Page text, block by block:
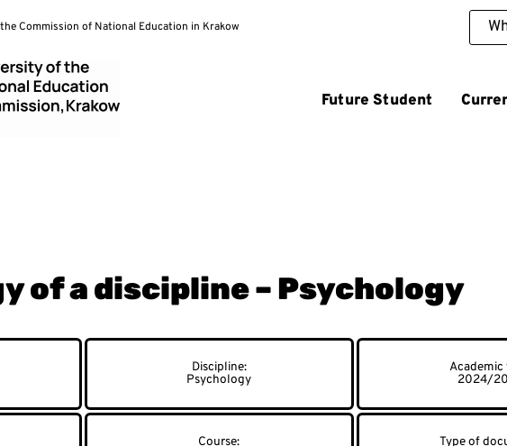
Commission of National Education in Krakow
Future Student
of a discipline – Psychology
Psychology 2024/